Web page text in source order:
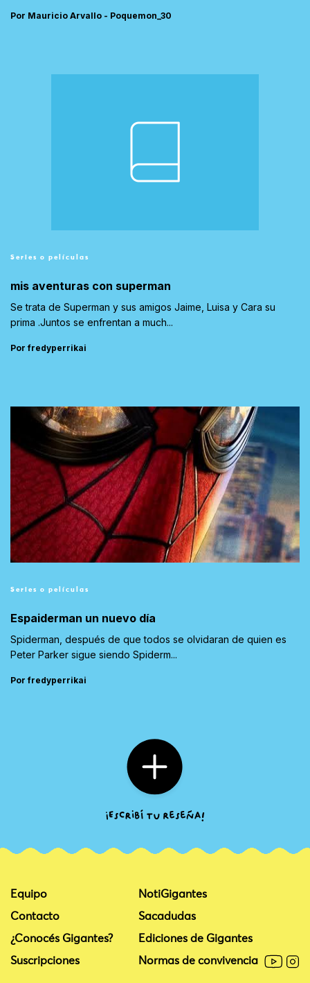
Por Mauricio Arvallo - Poquemon_30
Series o películas
mis aventuras con superman
Se trata de Superman y sus amigos Jaime, Luisa y Cara su
prima .Juntos se enfrentan a much...
Por fredyperrikai
Series o películas
Espaiderman un nuevo día
Spiderman, después de que todos se olvidaran de quien es
Peter Parker sigue siendo Spiderm...
Por fredyperrikai
Equipo
Contacto
¿Conocés Gigantes?
Suscripciones
NotiGigantes
Sacadudas
Ediciones de Gigantes
Normas de convivencia